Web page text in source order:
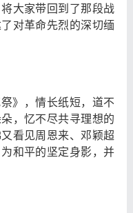
大家带回到了那段战
对革命先烈的深切缅
》，情长纸短，道不
，忆不尽共寻理想的
看见周恩来、邓颖超
和平的坚定身影，并